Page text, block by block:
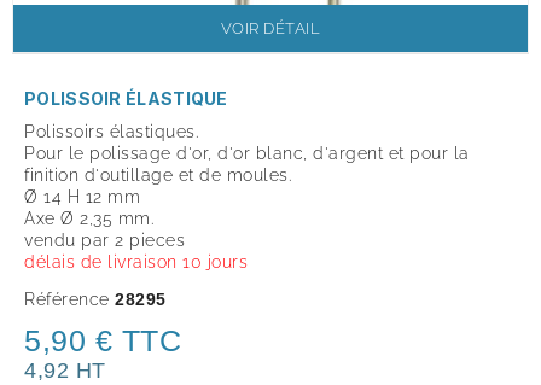
VOIR DÉTAIL
POLISSOIR ÉLASTIQUE
Polissoirs élastiques.
Pour le polissage d'or, d'or blanc, d'argent et pour la
finition d'outillage et de moules.
Ø 14 H 12 mm
Axe Ø 2,35 mm.
vendu par 2 pieces
délais de livraison 10 jours
Référence 28295
5,90 € TTC
4,92 HT